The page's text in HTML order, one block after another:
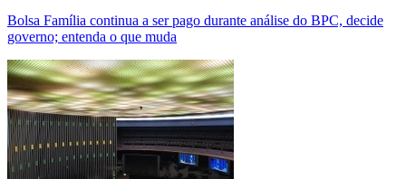
Bolsa Família continua a ser pago durante análise do BPC, decide
governo; entenda o que muda